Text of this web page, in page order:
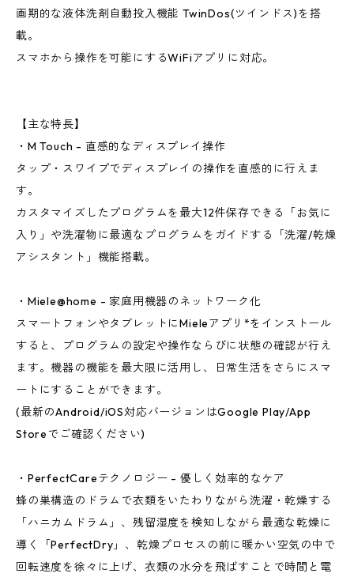
画期的な液体洗剤自動投入機能 TwinDos(ツインドス)を搭
載。
スマホから操作を可能にするWiFiアプリに対応。
【主な特長】
・M Touch - 直感的なディスプレイ操作
タップ・スワイプでディスプレイの操作を直感的に行えま
す。
カスタマイズしたプログラムを最大12件保存できる「お気に
入り」や洗濯物に最適なプログラムをガイドする「洗濯/乾燥
アシスタント」機能搭載。
・Miele@home - 家庭用機器のネットワーク化
スマートフォンやタブレットにMieleアプリ*をインストール
すると、プログラムの設定や操作ならびに状態の確認が行え
ます。機器の機能を最大限に活用し、日常生活をさらにスマ
ートにすることができます。
(最新のAndroid/iOS対応バージョンはGoogle Play/App
Storeでご確認ください)
・PerfectCareテクノロジー - 優しく効率的なケア
蜂の巣構造のドラムで衣類をいたわりながら洗濯・乾燥する
「ハニカムドラム」、残留湿度を検知しながら最適な乾燥に
導く「PerfectDry」、乾燥プロセスの前に暖かい空気の中で
回転速度を徐々に上げ、衣類の水分を飛ばすことで時間と電